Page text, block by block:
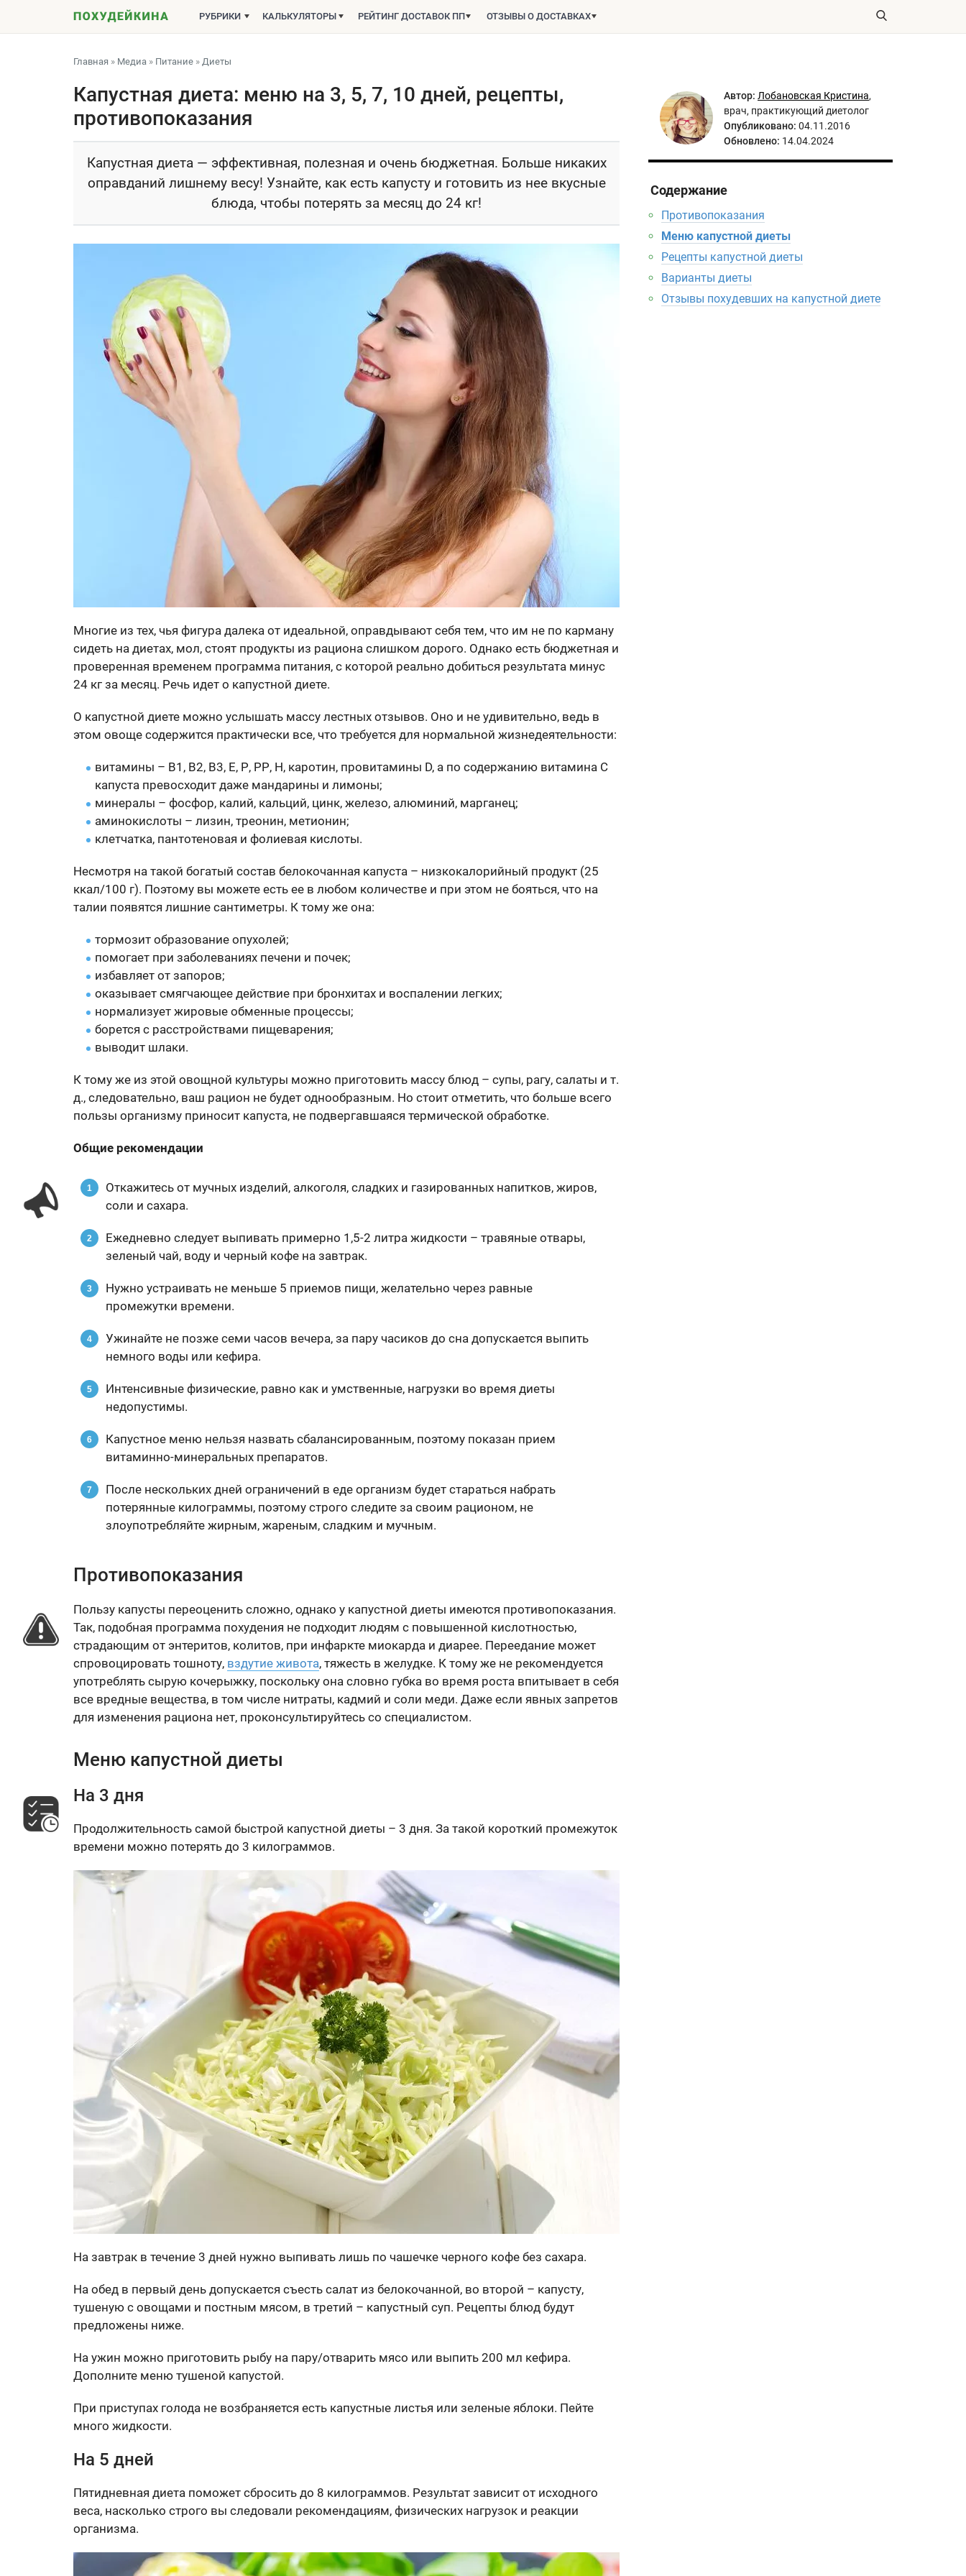
РУБРИКИ КАЛЬКУЛЯТОРЫ РЕЙТИНГ ДОСТАВОК ПП ОТЗЫВЫ О ДОСТАВКАХ
Главная » Медиа » Питание » Диеты
Капустная диета: меню на 3, 5, 7, 10 дней, рецепты,
противопоказания
Капустная диета — эффективная, полезная и очень бюджетная. Больше никаких
оправданий лишнему весу! Узнайте, как есть капусту и готовить из нее вкусные
блюда, чтобы потерять за месяц до 24 кг!
Многие из тех, чья фигура далека от идеальной, оправдывают себя тем, что им не по карману
сидеть на диетах, мол, стоят продукты из рациона слишком дорого. Однако есть бюджетная и
проверенная временем программа питания, с которой реально добиться результата минус
24 кг за месяц. Речь идет о капустной диете.
О капустной диете можно услышать массу лестных отзывов. Оно и не удивительно, ведь в
этом овоще содержится практически все, что требуется для нормальной жизнедеятельности:
витамины – В1, В2, В3, Е, Р, РР, Н, каротин, провитамины D, а по содержанию витамина С
капуста превосходит даже мандарины и лимоны;
минералы – фосфор, калий, кальций, цинк, железо, алюминий, марганец;
аминокислоты – лизин, треонин, метионин;
клетчатка, пантотеновая и фолиевая кислоты.
Несмотря на такой богатый состав белокочанная капуста – низкокалорийный продукт (25
ккал/100 г). Поэтому вы можете есть ее в любом количестве и при этом не бояться, что на
талии появятся лишние сантиметры. К тому же она:
тормозит образование опухолей;
помогает при заболеваниях печени и почек;
избавляет от запоров;
оказывает смягчающее действие при бронхитах и воспалении легких;
нормализует жировые обменные процессы;
борется с расстройствами пищеварения;
выводит шлаки.
К тому же из этой овощной культуры можно приготовить массу блюд – супы, рагу, салаты и т.
д., следовательно, ваш рацион не будет однообразным. Но стоит отметить, что больше всего
пользы организму приносит капуста, не подвергавшаяся термической обработке.
Общие рекомендации
Откажитесь от мучных изделий, алкоголя, сладких и газированных напитков, жиров,
соли и сахара.
Ежедневно следует выпивать примерно 1,5-2 литра жидкости – травяные отвары,
зеленый чай, воду и черный кофе на завтрак.
Нужно устраивать не меньше 5 приемов пищи, желательно через равные
промежутки времени.
Ужинайте не позже семи часов вечера, за пару часиков до сна допускается выпить
немного воды или кефира.
Интенсивные физические, равно как и умственные, нагрузки во время диеты
недопустимы.
Капустное меню нельзя назвать сбалансированным, поэтому показан прием
витаминно-минеральных препаратов.
После нескольких дней ограничений в еде организм будет стараться набрать
потерянные килограммы, поэтому строго следите за своим рационом, не
злоупотребляйте жирным, жареным, сладким и мучным.
Противопоказания
Пользу капусты переоценить сложно, однако у капустной диеты имеются противопоказания.
Так, подобная программа похудения не подходит людям с повышенной кислотностью,
страдающим от энтеритов, колитов, при инфаркте миокарда и диарее. Переедание может
спровоцировать тошноту, вздутие живота, тяжесть в желудке. К тому же не рекомендуется
употреблять сырую кочерыжку, поскольку она словно губка во время роста впитывает в себя
все вредные вещества, в том числе нитраты, кадмий и соли меди. Даже если явных запретов
для изменения рациона нет, проконсультируйтесь со специалистом.
Меню капустной диеты
На 3 дня
Продолжительность самой быстрой капустной диеты – 3 дня. За такой короткий промежуток
времени можно потерять до 3 килограммов.
На завтрак в течение 3 дней нужно выпивать лишь по чашечке черного кофе без сахара.
На обед в первый день допускается съесть салат из белокочанной, во второй – капусту,
тушеную с овощами и постным мясом, в третий – капустный суп. Рецепты блюд будут
предложены ниже.
На ужин можно приготовить рыбу на пару/отварить мясо или выпить 200 мл кефира.
Дополните меню тушеной капустой.
При приступах голода не возбраняется есть капустные листья или зеленые яблоки. Пейте
много жидкости.
На 5 дней
Пятидневная диета поможет сбросить до 8 килограммов. Результат зависит от исходного
веса, насколько строго вы следовали рекомендациям, физических нагрузок и реакции
организма.
Автор: Лобановская Кристина,
врач, практикующий диетолог
Опубликовано: 04.11.2016
Обновлено: 14.04.2024
Содержание
Противопоказания
Меню капустной диеты
Рецепты капустной диеты
Варианты диеты
Отзывы похудевших на капустной диете